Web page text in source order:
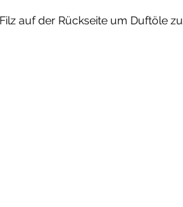
auf der Rückseite um Duftöle zu